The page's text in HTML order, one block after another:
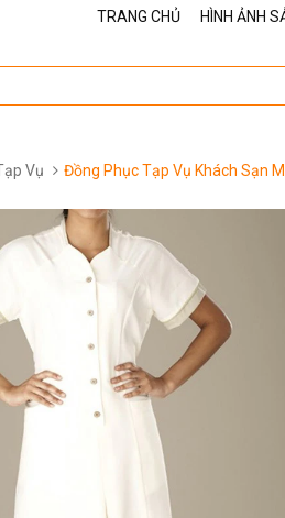
TRANG CHỦ HÌNH ẢNH
Vụ Đồng Phục Tạp Vụ Khách Sạn